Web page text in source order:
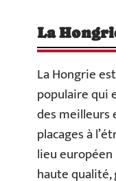
La
La Hongrie
populaire qui
des meilleurs
placages à
lieu
haute qualité,